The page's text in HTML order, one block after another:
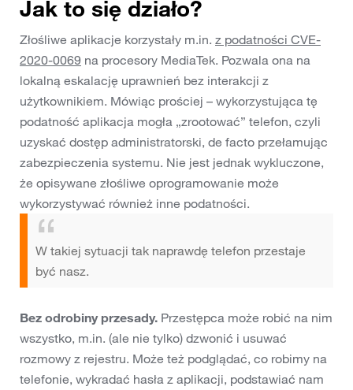
Jak to się działo?
Złośliwe aplikacje korzystały m.in. z podatności CVE-
2020-0069 na procesory MediaTek. Pozwala ona na
lokalną eskalację uprawnień bez interakcji z
użytkownikiem. Mówiąc prościej – wykorzystująca tę
podatność aplikacja mogła „zrootować” telefon, czyli
uzyskać dostęp administratorski, de facto przełamując
zabezpieczenia systemu. Nie jest jednak wykluczone,
że opisywane złośliwe oprogramowanie może
wykorzystywać również inne podatności.
W takiej sytuacji tak naprawdę telefon przestaje
być nasz.
Bez odrobiny przesady. Przestępca może robić na nim
wszystko, m.in. (ale nie tylko) dzwonić i usuwać
rozmowy z rejestru. Może też podglądać, co robimy na
telefonie, wykradać hasła z aplikacji, podstawiać nam